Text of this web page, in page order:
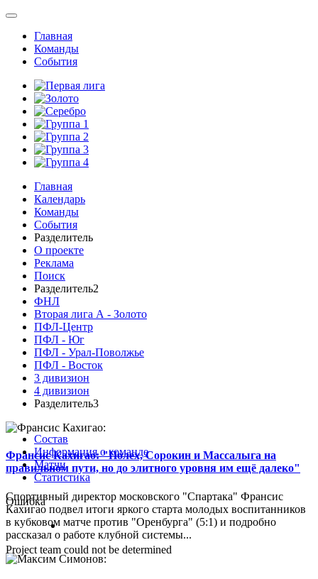
Главная
Команды
События
Главная
Календарь
Команды
События
Разделитель
О проекте
Реклама
Поиск
Разделитель2
ФНЛ
Вторая лига А - Золото
ПФЛ-Центр
ПФЛ - Юг
ПФЛ - Урал-Поволжье
ПФЛ - Восток
3 дивизион
4 дивизион
Разделитель3
Франсис Кахигао: "Полех, Сорокин и Массалыга на
правильном пути, но до элитного уровня им ещё далеко"
Спортивный директор московского "Спартака" Франсис
Кахигао подвел итоги яркого старта молодых воспитанников
в кубковом матче против "Оренбурга" (5:1) и подробно
рассказал о работе клубной системы...
Состав
Информация о команде
Матчи
Статистика
Ошибка
Project team could not be determined